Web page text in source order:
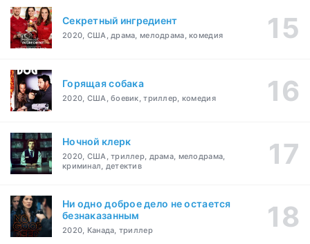
Секретный ингредиент
2020, США, драма, мелодрама, комедия
Горящая собака
2020, США, боевик, триллер, комедия
Ночной клерк
2020, США, триллер, драма, мелодрама,
криминал, детектив
Ни одно доброе дело не остается
безнаказанным
2020, Канада, триллер